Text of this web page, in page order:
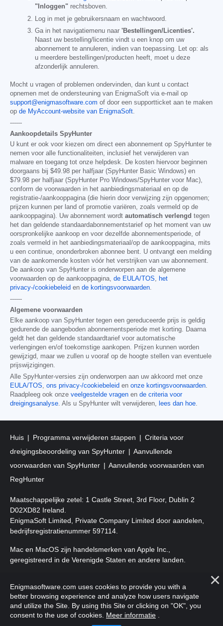
"Inloggen" rechtsboven.
Log in met je gebruikersnaam en wachtwoord.
Ga in het navigatiemenu naar 'Bestellingen/Licenties'.
Naast uw bestelling/licentie vindt u een knop om uw
abonnement te annuleren, indien van toepassing. Let op: als
u meerdere bestellingen/producten heeft, moet u deze
afzonderlijk annuleren.
Mocht u vragen of problemen ondervinden, dan kunt u contact
opnemen met de ondersteuning van EnigmaSoft via e-mail op
support@enigmasoftware.com of door een supportticket aan te maken
op de MyAccount-website van EnigmaSoft.
------
Aankoopdetails SpyHunter
U kunt er ook voor kiezen om direct een abonnement op SpyHunter te
nemen voor alle functionaliteiten, inclusief het verwijderen van
malware en toegang tot onze helpdesk. De kosten hiervoor beginnen
doorgaans bij $49.98 per halfjaar (SpyHunter Basic Windows) en
$79.98 per halfjaar (SpyHunter Pro Windows/SpyHunter voor Mac),
conform de voorwaarden in het aanbiedingsmateriaal en op de
registratie-/aankooppagina (die hierin door verwijzing zijn opgenomen;
prijzen kunnen per land of promotie variëren, zoals vermeld op de
aankooppagina). Uw abonnement wordt automatisch verlengd tegen
het dan geldende standaardabonnementstarief op het moment van uw
oorspronkelijke aankoop en voor dezelfde abonnementsperiode, of
zoals vermeld in het aanbiedingsmateriaal/op de aankooppagina, mits
u een continue, ononderbroken abonnee bent. U ontvangt een melding
van de aankomende kosten vóór het verstrijken van uw abonnement.
De aankoop van SpyHunter is onderworpen aan de algemene
voorwaarden op de aankooppagina, de EULA/TOS, het
privacy-/cookiebeleid en de kortingsvoorwaarden.
------
Algemene voorwaarden
Elke aankoop van SpyHunter tegen een gereduceerde prijs is geldig
gedurende de aangeboden abonnementsperiode met korting. Daarna
geldt het dan geldende standaardtarief voor automatische
verlengingen en/of toekomstige aankopen. Prijzen kunnen worden
gewijzigd, maar we zullen u vooraf op de hoogte stellen van eventuele
prijswijzigingen.
Alle SpyHunter-versies zijn onderworpen aan uw akkoord met onze
EULA/TOS, ons privacy-/cookiebeleid en onze kortingsvoorwaarden.
Raadpleeg ook onze veelgestelde vragen en de criteria voor
dreigingsanalyse. Als u SpyHunter wilt verwijderen, lees dan hoe.
Huis Programma verwijderen stappen
Criteria voor
dreigingsbeoordeling van SpyHunter
Aanvullende
voorwaarden van SpyHunter
Aanvullende voorwaarden van
RegHunter
Maatschappelijke zetel: 1 Castle Street, 3rd Floor, Dublin 2
D02XD82 Ireland.
EnigmaSoft Limited, Private Company Limited door aandelen,
bedrijfsregistratienummer 597114.
Mac en MacOS zijn handelsmerken van Apple Inc.,
geregistreerd in de Verenigde Staten en andere landen.
voorbehouden.
Enigmasoftware.com uses cookies to provide you with a
better browsing experience and analyze how users navigate
and utilize the Site. By using this Site or clicking on "OK", you
consent to the use of cookies. Meer informatie